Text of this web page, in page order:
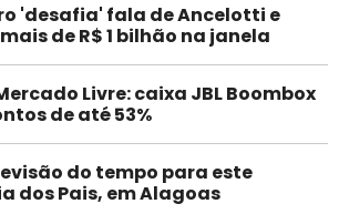
'desafia' fala de Ancelotti e
de R$ 1 bilhão na janela
Livre: caixa JBL Boombox
de até 53%
do tempo para este
dos Pais, em Alagoas